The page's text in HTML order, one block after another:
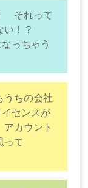
それって
い！？
っちゃう
ちの会社
センスが
カウント
って